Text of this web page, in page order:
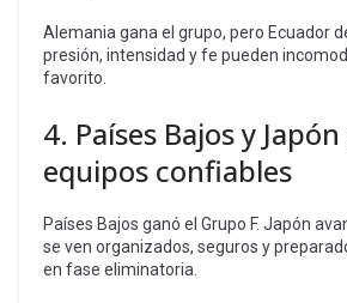
Alemania gana el grupo, pero Ecuador
presión, intensidad y fe pueden
favorito.
4. Países Bajos y
equipos confiables
Países Bajos ganó el Grupo F. Japón
se ven organizados, seguros y
en fase eliminatoria.